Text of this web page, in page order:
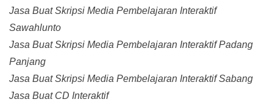
Jasa Buat Skripsi Media Pembelajaran Interaktif
Sawahlunto
Jasa Buat Skripsi Media Pembelajaran Interaktif Padang
Panjang
Jasa Buat Skripsi Media Pembelajaran Interaktif Sabang
Jasa Buat CD Interaktif